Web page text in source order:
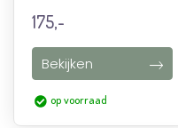
175,-
Bekijken
op voorraad